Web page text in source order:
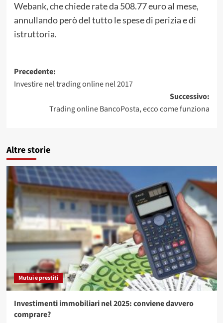
Webank, che chiede rate da 508.77 euro al mese,
annullando però del tutto le spese di perizia e di
istruttoria.
Navigazione
articolo
Precedente:
Investire nel trading online nel 2017
Successivo:
Trading online BancoPosta, ecco come funziona
Altre storie
Mutui e prestiti
Investimenti immobiliari nel 2025: conviene davvero
comprare?